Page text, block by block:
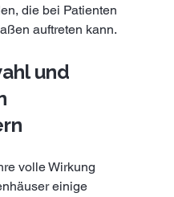
die bei Patienten
auftreten kann.
und
volle Wirkung
einige